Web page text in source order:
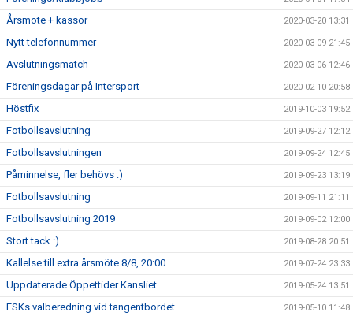
Årsmöte + kassör 2020-03-20 13:31
Nytt telefonnummer 2020-03-09 21:45
Avslutningsmatch 2020-03-06 12:46
Föreningsdagar på Intersport 2020-02-10 20:58
Höstfix 2019-10-03 19:52
Fotbollsavslutning 2019-09-27 12:12
Fotbollsavslutningen 2019-09-24 12:45
Påminnelse, fler behövs :) 2019-09-23 13:19
Fotbollsavslutning 2019-09-11 21:11
Fotbollsavslutning 2019 2019-09-02 12:00
Stort tack :) 2019-08-28 20:51
Kallelse till extra årsmöte 8/8, 20:00 2019-07-24 23:33
Uppdaterade Öppettider Kansliet 2019-05-24 13:51
ESKs valberedning vid tangentbordet 2019-05-10 11:48